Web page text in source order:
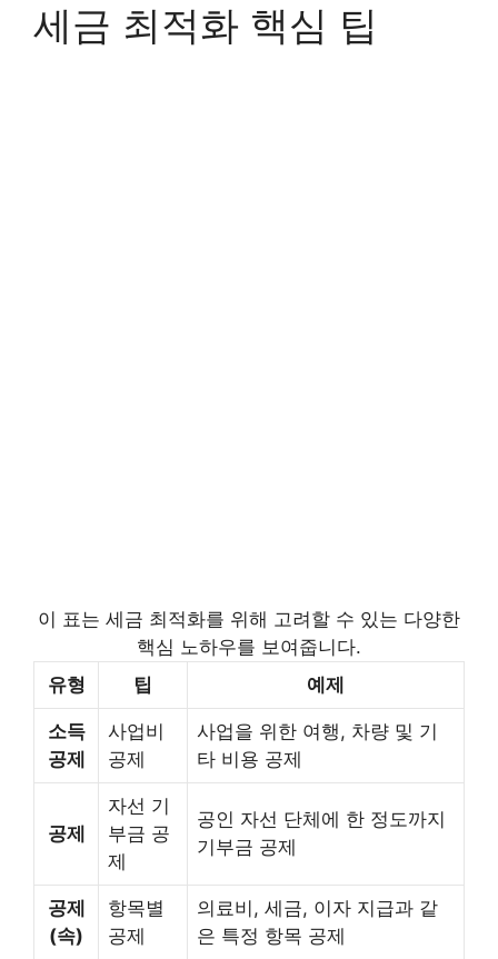
세금 최적화 핵심 팁
이 표는 세금 최적화를 위해 고려할 수 있는 다양한
핵심 노하우를 보여줍니다.
유형
팁 예제
소득
공제
사업비
공제
사업을 위한 여행, 차량 및 기
타 비용 공제
공제
자선 기
부금 공
제
공인 자선 단체에 한 정도까지
기부금 공제
공제
(속)
항목별
공제
의료비, 세금, 이자 지급과 같
은 특정 항목 공제